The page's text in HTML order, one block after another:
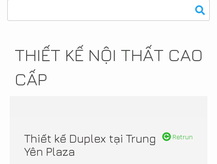
THIẾT KẾ NỘI THẤT CAO
CẤP
Retrun
Thiết kế Duplex tại Trung
Yên Plaza